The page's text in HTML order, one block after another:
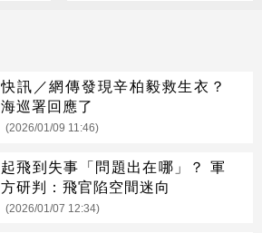
快訊／網傳發現辛柏毅救生衣？
海巡署回應了
(2026/01/09 11:46)
起飛到失事「問題出在哪」？ 軍
方研判：飛官陷空間迷向
(2026/01/07 12:34)